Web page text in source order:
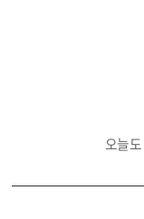
오늘